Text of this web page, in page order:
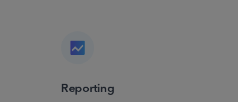
Reporting